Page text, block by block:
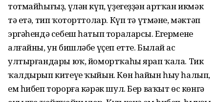
тотмайһығыҙ, үлән күп, үҙегеҙҙән артҡан икмәк
тә етә, тип ҡоторттолар. Күп тә үтмәне, мәктәп
эргәһендә себеш һатып тораларсы. Егермене
алғайны, ун бишләбе үҫеп етте. Былай ас
ултырғандары юҡ, йомортҡаһы ярап ҡала. Тик
ҡалдырып китеүе ҡыйын. Көн һайын һыу һалып,
ем һибеп торорға кәрәк шул. Бер ваҡыт өс көнгә